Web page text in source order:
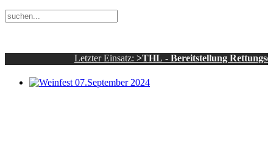
Letzter Einsatz:>THL - Bereitstellung Rettungsdienst -